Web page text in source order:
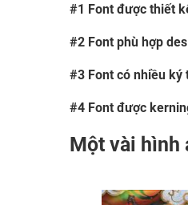
#1 Font được thiết
#2 Font phù hợp
#3 Font có nhiều ký
#4 Font được
Một vài hình